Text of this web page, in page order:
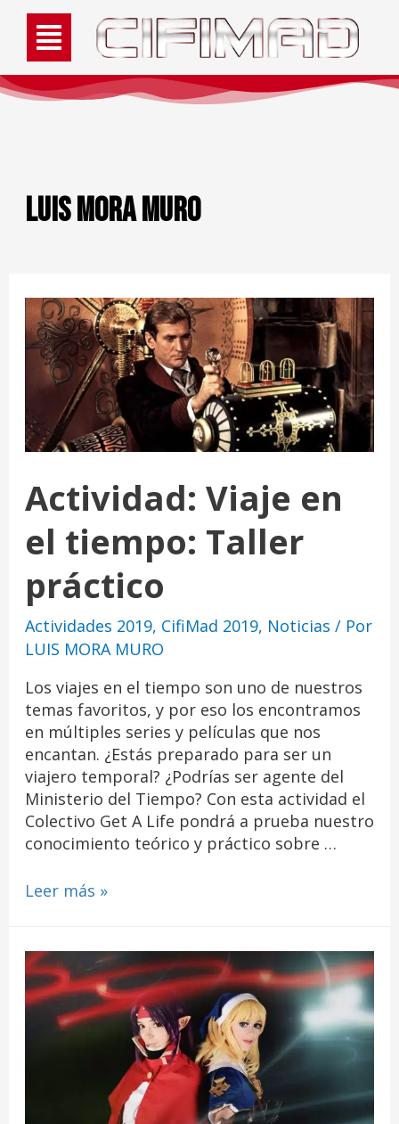
LUIS MORA MURO
Actividad: Viaje en
el tiempo: Taller
práctico
Actividades 2019, CifiMad 2019, Noticias / Por
LUIS MORA MURO
Los viajes en el tiempo son uno de nuestros
temas favoritos, y por eso los encontramos
en múltiples series y películas que nos
encantan. ¿Estás preparado para ser un
viajero temporal? ¿Podrías ser agente del
Ministerio del Tiempo? Con esta actividad el
Colectivo Get A Life pondrá a prueba nuestro
conocimiento teórico y práctico sobre …
Leer más »